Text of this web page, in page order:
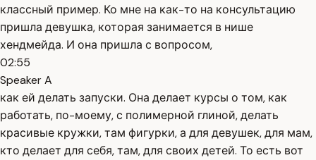
классный пример. Ко мне на как-то на консультацию
пришла девушка, которая занимается в нише
хендмейда. И она пришла с вопросом,
02:55
Speaker A
как ей делать запуски. Она делает курсы о том, как
работать, по-моему, с полимерной глиной, делать
красивые кружки, там фигурки, а для девушек, для мам,
кто делает для себя, там, для своих детей. То есть вот